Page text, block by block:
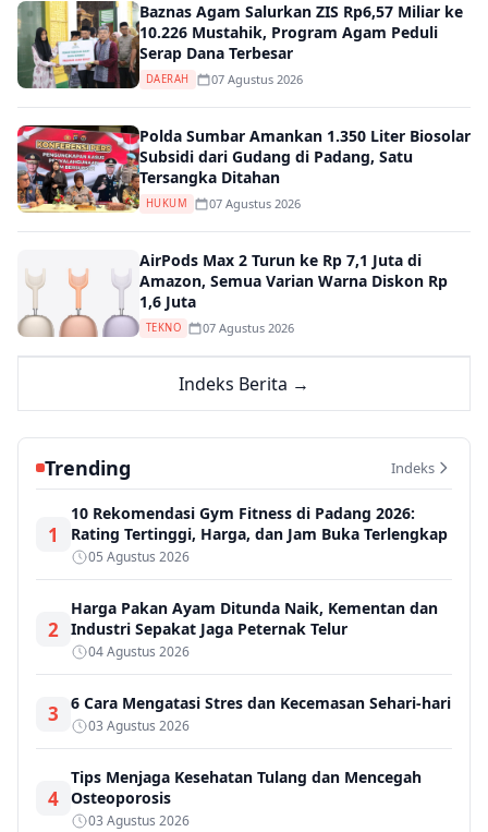
Baznas Agam Salurkan ZIS Rp6,57 Miliar ke
10.226 Mustahik, Program Agam Peduli
Serap Dana Terbesar
DAERAH 07 Agustus 2026
Polda Sumbar Amankan 1.350 Liter Biosolar
Subsidi dari Gudang di Padang, Satu
Tersangka Ditahan
HUKUM 07 Agustus 2026
AirPods Max 2 Turun ke Rp 7,1 Juta di
Amazon, Semua Varian Warna Diskon Rp
1,6 Juta
TEKNO 07 Agustus 2026
Indeks Berita →
Trending Indeks
1
10 Rekomendasi Gym Fitness di Padang 2026:
Rating Tertinggi, Harga, dan Jam Buka Terlengkap
05 Agustus 2026
2
Harga Pakan Ayam Ditunda Naik, Kementan dan
Industri Sepakat Jaga Peternak Telur
04 Agustus 2026
3 6 Cara Mengatasi Stres dan Kecemasan Sehari-hari
03 Agustus 2026
4
Tips Menjaga Kesehatan Tulang dan Mencegah
Osteoporosis
03 Agustus 2026